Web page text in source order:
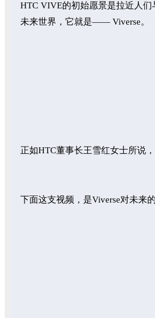
HTC VIVE的初始愿景是拉近人
未来世界，它就是—— Viverse。
正如HTC董事长王雪红女士所说，
下面这支视频，是Viverse对未来